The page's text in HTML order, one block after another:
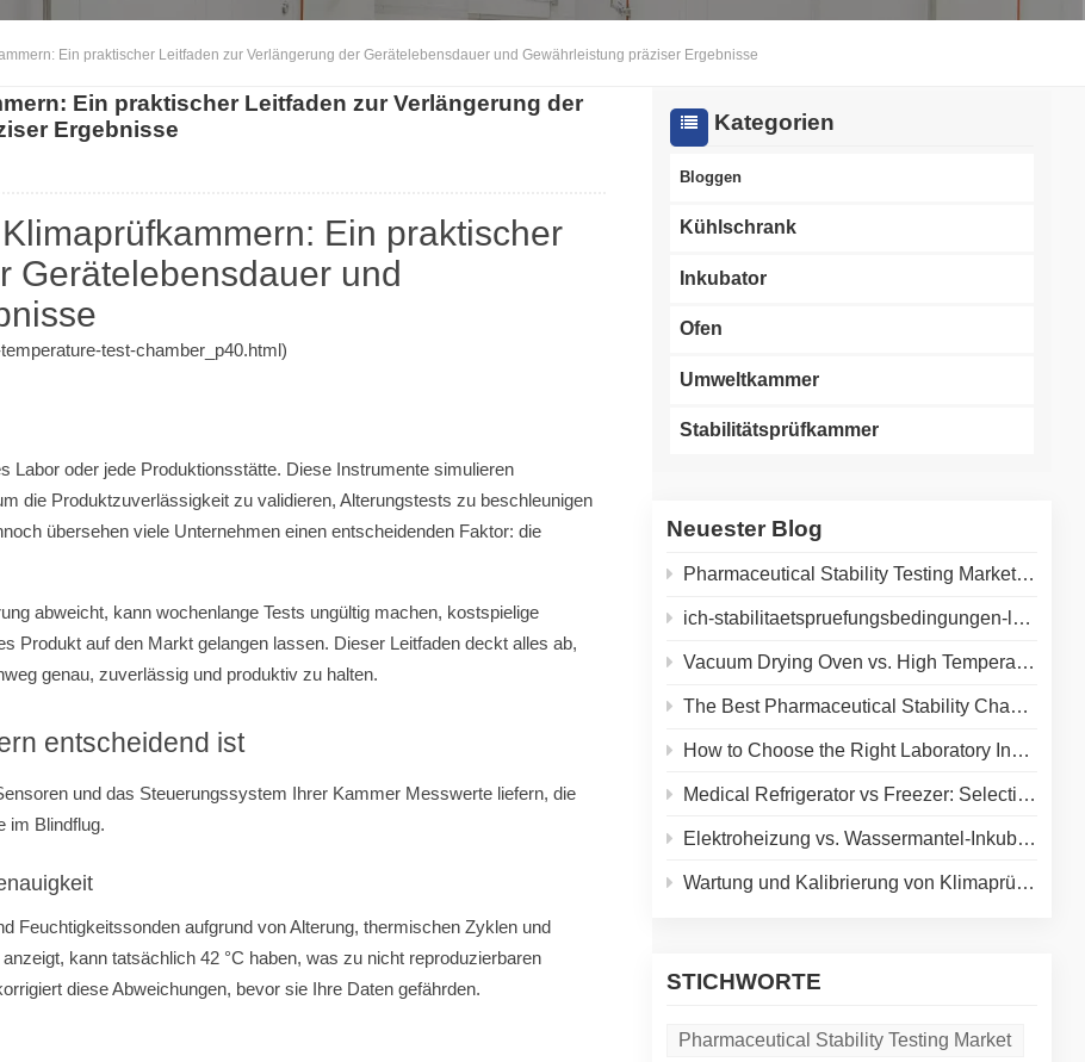
Indonesia
Ein praktischer Leitfaden zur Verlängerung der Gerätelebensdauer und Gewährleistung präziser Ergebnisse
Kategorien
Bloggen
Kühlschrank
Inkubator
Ofen
Umweltkammer
Stabilitätsprüfkammer
Neuester Blog
Pharmaceutical Stability Testing Market 2026: Growth Drivers, Regulatory Shifts & Technology Trends
ich-stabilitaetspruefungsbedingungen-leitfaden
Vacuum Drying Oven vs. High Temperature Oven: How to Choose the Right Equipment for Your Application
The Best Pharmaceutical Stability Chamber Manufacturer
How to Choose the Right Laboratory Incubator: A Complete Buyer's Guide for 2026
Medical Refrigerator vs Freezer: Selecting the Right Cold Storage for Your Lab
Elektroheizung vs. Wassermantel-Inkubator: Ein vollständiger Vergleich für Ihr Labor
Wartung und Kalibrierung von Klimaprüfkammern: Ein praktischer Leitfaden zur Verlängerung der Gerätelebensdauer und Gewährleistung präziser Ergebnisse
STICHWORTE
Pharmaceutical Stability Testing Market
Ein praktischer Leitfaden zur Verlängerung der
Ergebnisse
Ein praktischer
Gerätelebensdauer und
test-chamber_p40.html)
Labor oder jede Produktionsstätte. Diese Instrumente simulieren
die Produktzuverlässigkeit zu validieren, Alterungstests zu beschleunigen
übersehen viele Unternehmen einen entscheidenden Faktor: die
abweicht, kann wochenlange Tests ungültig machen, kostspielige
Produkt auf den Markt gelangen lassen. Dieser Leitfaden deckt alles ab,
genau, zuverlässig und produktiv zu halten.
entscheidend ist
und das Steuerungssystem Ihrer Kammer Messwerte liefern, die
im Blindflug.
Feuchtigkeitssonden aufgrund von Alterung, thermischen Zyklen und
kann tatsächlich 42 °C haben, was zu nicht reproduzierbaren
diese Abweichungen, bevor sie Ihre Daten gefährden.